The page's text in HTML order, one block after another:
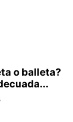
o balleta?